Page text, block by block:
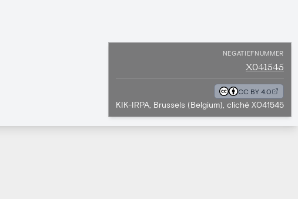
NEGATIEFNUMMER
X041545
CC BY 4.0
KIK-IRPA, Brussels (Belgium), cliché X041545